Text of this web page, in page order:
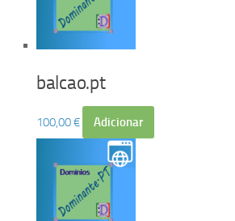
balcao.pt
100,00€ Adicionar